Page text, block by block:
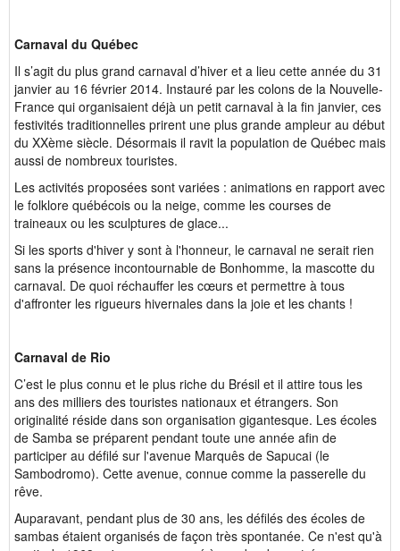
Carnaval du Québec
Il s’agit du plus grand carnaval d’hiver et a lieu cette année du 31
janvier au 16 février 2014. Instauré par les colons de la Nouvelle-
France qui organisaient déjà un petit carnaval à la fin janvier, ces
festivités traditionnelles prirent une plus grande ampleur au début
du XXème siècle. Désormais il ravit la population de Québec mais
aussi de nombreux touristes.
Les activités proposées sont variées : animations en rapport avec
le folklore québécois ou la neige, comme les courses de
traineaux ou les sculptures de glace...
Si les sports d'hiver y sont à l'honneur, le carnaval ne serait rien
sans la présence incontournable de Bonhomme, la mascotte du
carnaval. De quoi réchauffer les cœurs et permettre à tous
d'affronter les rigueurs hivernales dans la joie et les chants !
Carnaval de Rio
C’est le plus connu et le plus riche du Brésil et il attire tous les
ans des milliers des touristes nationaux et étrangers. Son
originalité réside dans son organisation gigantesque. Les écoles
de Samba se préparent pendant toute une année afin de
participer au défilé sur l'avenue Marquês de Sapucai (le
Sambodromo). Cette avenue, connue comme la passerelle du
rêve.
Auparavant, pendant plus de 30 ans, les défilés des écoles de
sambas étaient organisés de façon très spontanée. Ce n'est qu'à